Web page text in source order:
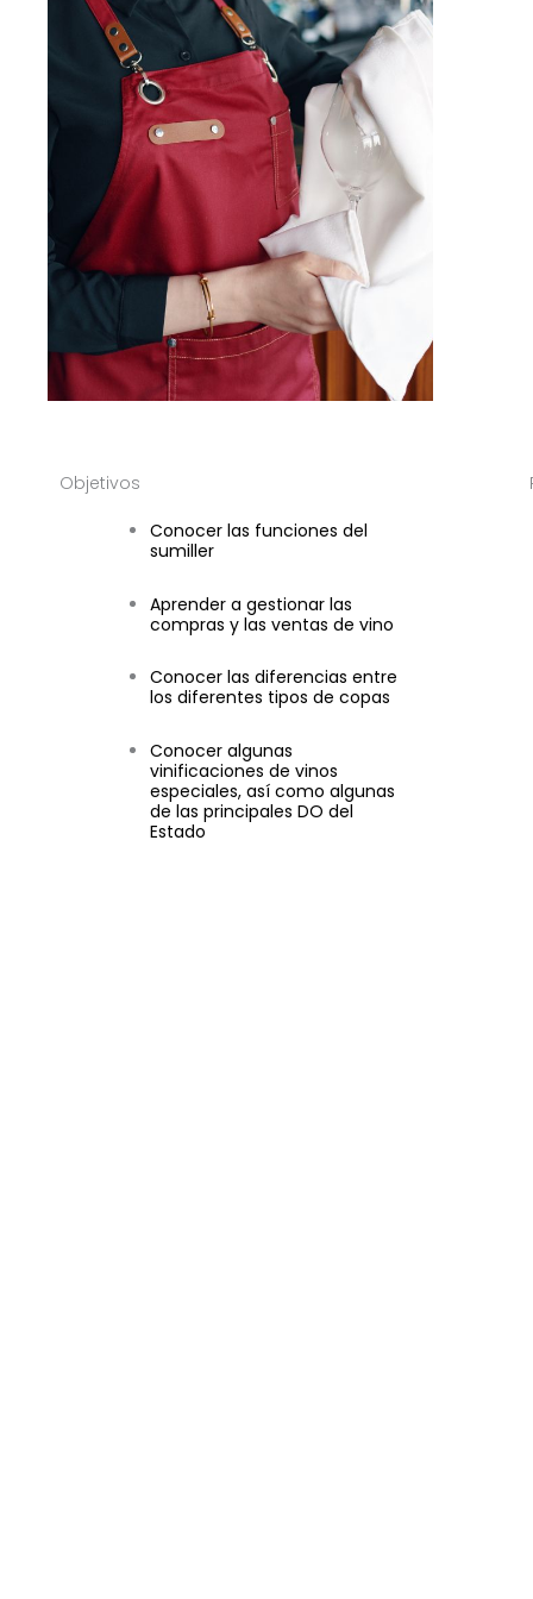
Objetivos
Conocer las funciones del
sumiller
Aprender a gestionar las
compras y las ventas de vino
Conocer las diferencias entre
los diferentes tipos de copas
Conocer algunas
vinificaciones de vinos
especiales, así como algunas
de las principales DO del
Estado